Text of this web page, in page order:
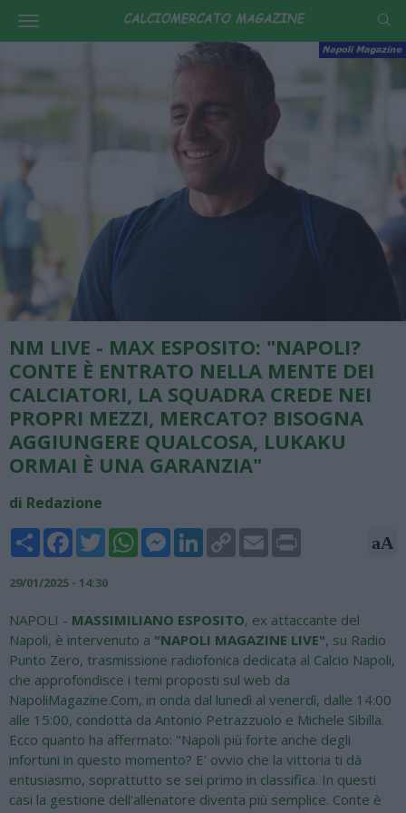
NM LIVE - MAX ESPOSITO: "NAPOLI?
CONTE È ENTRATO NELLA MENTE DEI
CALCIATORI, LA SQUADRA CREDE NEI
PROPRI MEZZI, MERCATO? BISOGNA
AGGIUNGERE QUALCOSA, LUKAKU
ORMAI È UNA GARANZIA"
di Redazione
Share FacebookTwitterWhatsAppMessengerLinkedInCopy
Link
Email aA
29/01/2025 - 14:30
NAPOLI - MASSIMILIANO ESPOSITO, ex attaccante del
Napoli, è intervenuto a "NAPOLI MAGAZINE LIVE", su Radio
Punto Zero, trasmissione radiofonica dedicata al Calcio Napoli,
che approfondisce i temi proposti sul web da
NapoliMagazine.Com, in onda dal lunedì al venerdì, dalle 14:00
alle 15:00, condotta da Antonio Petrazzuolo e Michele Sibilla.
Ecco quanto ha affermato: "Napoli più forte anche degli
infortuni in questo momento? E' ovvio che la vittoria ti dà
entusiasmo, soprattutto se sei primo in classifica. In questi
casi la gestione dell'allenatore diventa più semplice. Conte è